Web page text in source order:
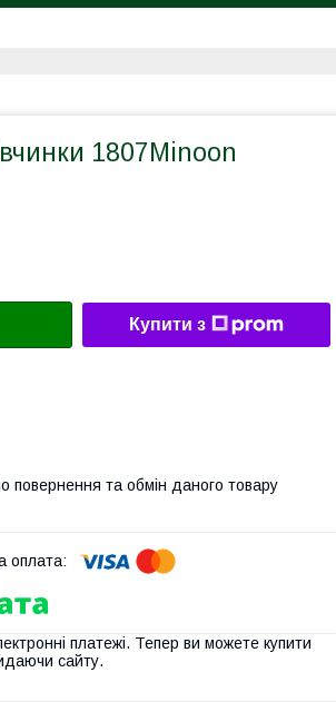
1807Minoon
Купити з
повернення та обмін даного товару
платежі. Тепер ви можете купити
сайту.